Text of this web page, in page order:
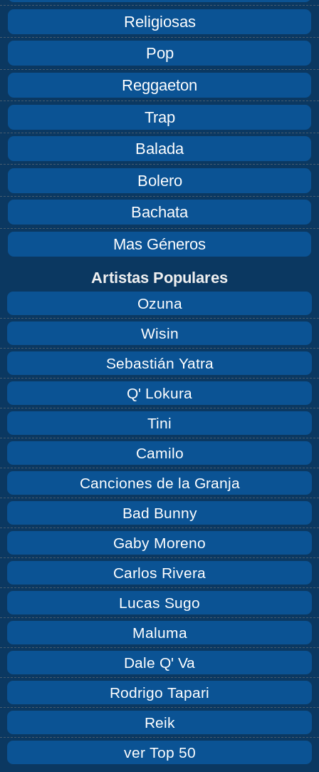
Religiosas
Pop
Reggaeton
Trap
Balada
Bolero
Bachata
Mas Géneros
Artistas Populares
Ozuna
Wisin
Sebastián Yatra
Q' Lokura
Tini
Camilo
Canciones de la Granja
Bad Bunny
Gaby Moreno
Carlos Rivera
Lucas Sugo
Maluma
Dale Q' Va
Rodrigo Tapari
Reik
ver Top 50